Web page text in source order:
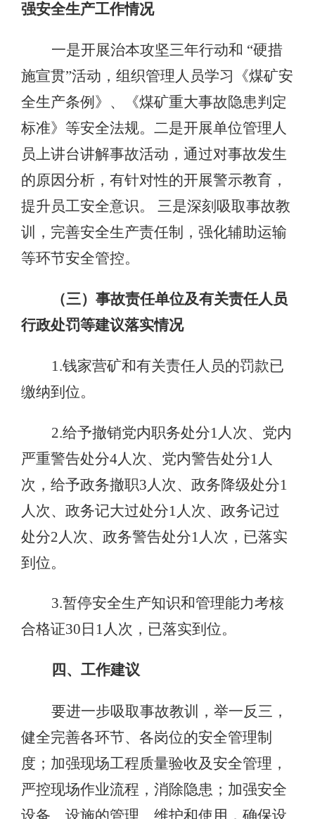
强安全生产工作情况
一是开展治本攻坚三年行动和 “硬措
施宣贯”活动，组织管理人员学习《煤矿安
全生产条例》、《煤矿重大事故隐患判定
标准》等安全法规。二是开展单位管理人
员上讲台讲解事故活动，通过对事故发生
的原因分析，有针对性的开展警示教育，
提升员工安全意识。 三是深刻吸取事故教
训，完善安全生产责任制，强化辅助运输
等环节安全管控。
（三）事故责任单位及有关责任人员
行政处罚等建议落实情况
1.钱家营矿和有关责任人员的罚款已
缴纳到位。
2.给予撤销党内职务处分1人次、党内
严重警告处分4人次、党内警告处分1人
次，给予政务撤职3人次、政务降级处分1
人次、政务记大过处分1人次、政务记过
处分2人次、政务警告处分1人次，已落实
到位。
3.暂停安全生产知识和管理能力考核
合格证30日1人次，已落实到位。
四、工作建议
要进一步吸取事故教训，举一反三，
健全完善各环节、各岗位的安全管理制
度；加强现场工程质量验收及安全管理，
严控现场作业流程，消除隐患；加强安全
设备、设施的管理、维护和使用，确保设